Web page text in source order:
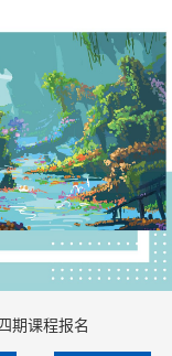
期课程报名